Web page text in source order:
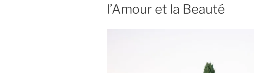
l’Amour et la Beauté